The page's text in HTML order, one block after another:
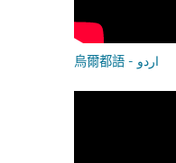
烏爾都語 - اردو